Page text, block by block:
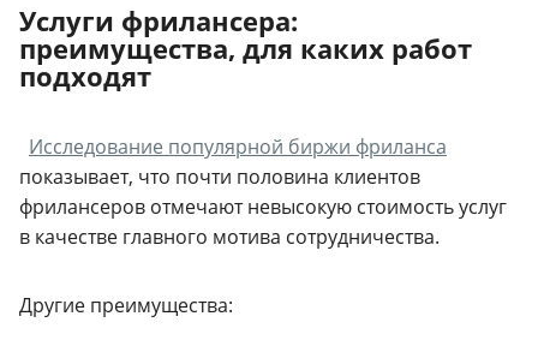
Услуги фрилансера:
преимущества, для каких работ
подходят
Исследование популярной биржи фриланса
показывает, что почти половина клиентов
фрилансеров отмечают невысокую стоимость услуг
в качестве главного мотива сотрудничества.
Другие преимущества: